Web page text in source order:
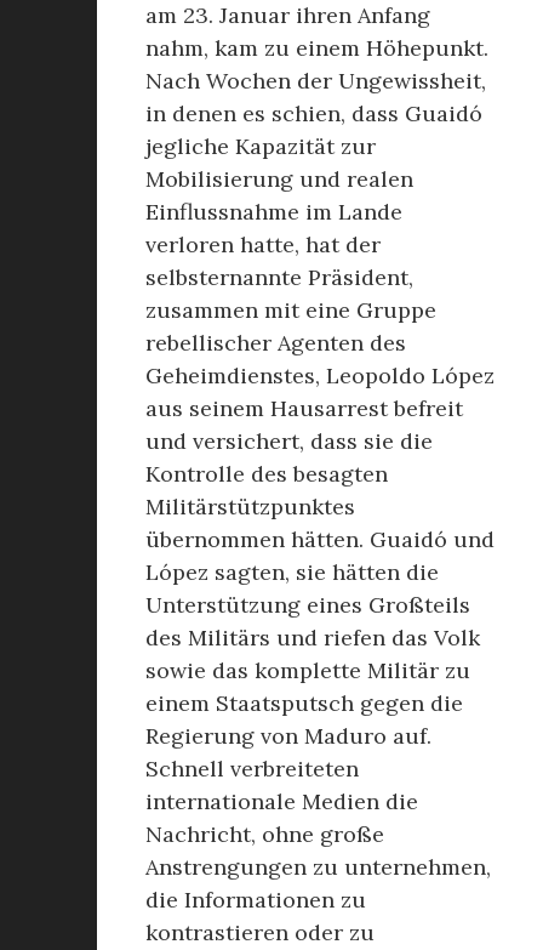
am 23. Januar ihren Anfang
nahm, kam zu einem Höhepunkt.
Nach Wochen der Ungewissheit,
in denen es schien, dass Guaidó
jegliche Kapazität zur
Mobilisierung und realen
Einflussnahme im Lande
verloren hatte, hat der
selbsternannte Präsident,
zusammen mit eine Gruppe
rebellischer Agenten des
Geheimdienstes, Leopoldo López
aus seinem Hausarrest befreit
und versichert, dass sie die
Kontrolle des besagten
Militärstützpunktes
übernommen hätten. Guaidó und
López sagten, sie hätten die
Unterstützung eines Großteils
des Militärs und riefen das Volk
sowie das komplette Militär zu
einem Staatsputsch gegen die
Regierung von Maduro auf.
Schnell verbreiteten
internationale Medien die
Nachricht, ohne große
Anstrengungen zu unternehmen,
die Informationen zu
kontrastieren oder zu